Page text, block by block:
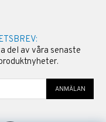
del av våra senaste
ANMÄLAN